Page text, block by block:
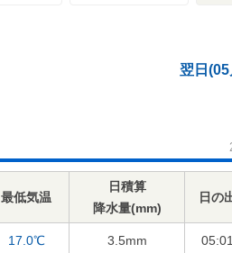
翌日
最低気温
日積算
降水量(mm)
日の
17.0℃ 3.5mm 05:01